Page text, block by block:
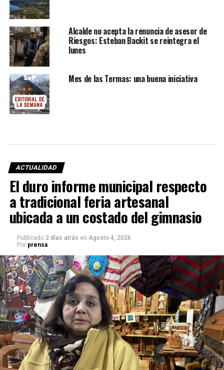
Alcalde no acepta la renuncia de asesor de
Riesgos: Esteban Backit se reintegra el
lunes
Mes de las Termas: una buena iniciativa
ACTUALIDAD
El duro informe municipal respecto
a tradicional feria artesanal
ubicada a un costado del gimnasio
Publicado 2 días atrás en Agosto 4, 2026
Por prensa